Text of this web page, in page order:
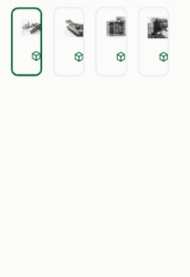
film compactionPelletizer vibration
Pelletizer